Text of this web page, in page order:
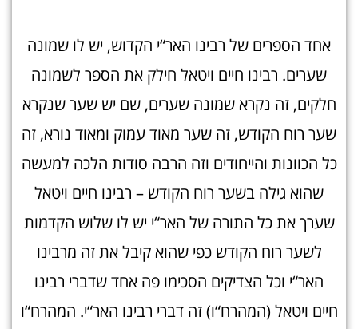
אחד הספרים של רבינו האר“י הקדוש, יש לו שמונה
שערים. רבינו חיים ויטאל חילק את הספר לשמונה
חלקים, זה נקרא שמונה שערים, שם יש שער שנקרא
שער רוח הקודש, זה שער מאוד עמוק ומאוד נורא, זה
כל הכוונות והייחודים וזה הרבה סודות הלכה למעשה
שהוא גילה בשער רוח הקודש – רבינו חיים ויטאל
שערך את כל התורה של האר“י יש לו שלוש הקדמות
לשער רוח הקודש כפי שהוא קיבל את זה מרבינו
האר“י וכל הצדיקים הסכימו פה אחד שדברי רבינו
חיים ויטאל (המהרח“ו) זה דברי רבינו האר“י. המהרח“ו